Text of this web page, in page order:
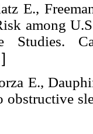
E.,
among
Studies.
]
E.,
obstructive